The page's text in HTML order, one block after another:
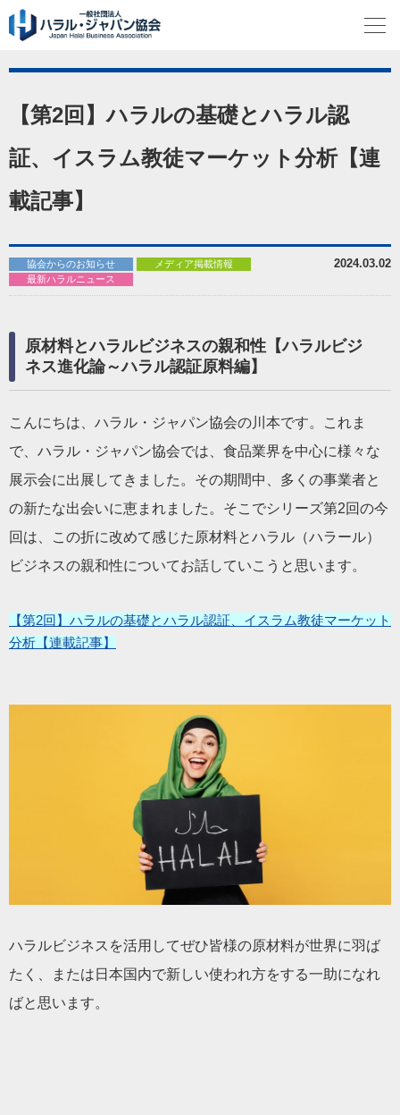
【第2回】ハラルの基礎とハラル認
証、イスラム教徒マーケット分析【連
載記事】
2024.03.02
協会からのお知らせ
メディア掲載情報
最新ハラルニュース
原材料とハラルビジネスの親和性【ハラルビジ
ネス進化論～ハラル認証原料編】
こんにちは、ハラル・ジャパン協会の川本です。これま
で、ハラル・ジャパン協会では、食品業界を中心に様々な
展示会に出展してきました。その期間中、多くの事業者と
の新たな出会いに恵まれました。そこでシリーズ第2回の今
回は、この折に改めて感じた原材料とハラル（ハラール）
ビジネスの親和性についてお話していこうと思います。
【第2回】ハラルの基礎とハラル認証、イスラム教徒マーケット
分析【連載記事】
ハラルビジネスを活用してぜひ皆様の原材料が世界に羽ば
たく、または日本国内で新しい使われ方をする一助になれ
ばと思います。